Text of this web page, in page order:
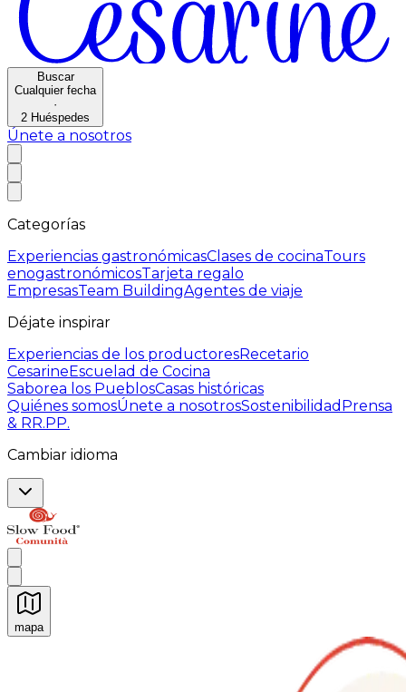
Buscar
Cualquier fecha
·
2 Huéspedes
Únete a nosotros
Categorías
Experiencias gastronómicasClases de cocinaTours
enogastronómicosTarjeta regalo
EmpresasTeam BuildingAgentes de viaje
Déjate inspirar
Experiencias de los productoresRecetario
CesarineEscuelad de Cocina
Saborea los PueblosCasas históricas
Quiénes somosÚnete a nosotrosSostenibilidad Prensa
& RR.PP.
Cambiar idioma
mapa
Experiencias culinarias inolvidables: Experiencias